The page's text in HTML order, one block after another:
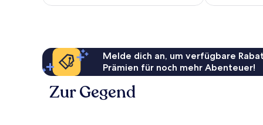
Melde dich an, um verfügbare
Prämien für noch mehr Abenteuer!
Zur Gegend